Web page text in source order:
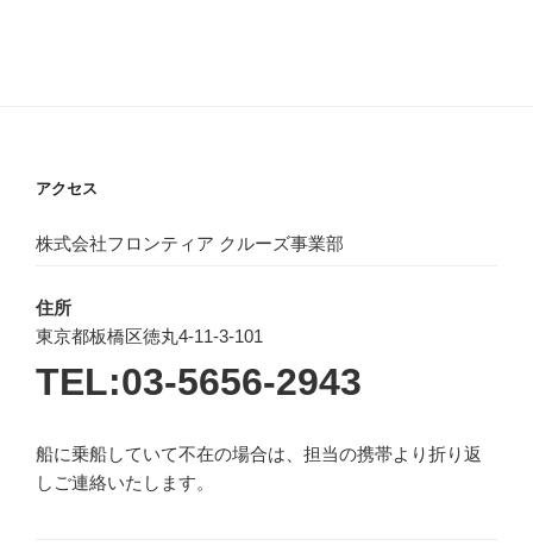
アクセス
株式会社フロンティア クルーズ事業部
住所
東京都板橋区徳丸4-11-3-101
TEL:03-5656-2943
船に乗船していて不在の場合は、担当の携帯より折り返
しご連絡いたします。